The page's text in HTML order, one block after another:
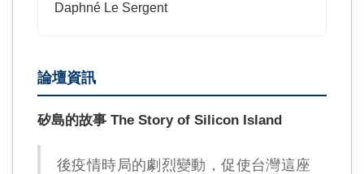
Daphné Le Sergent
論壇資訊
矽島的故事 The Story of Silicon Island
後疫情時局的劇烈變動，促使台灣這座